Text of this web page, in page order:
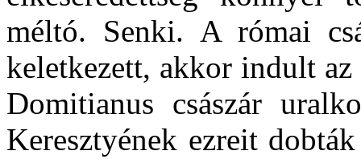
méltó. Senki. A római
keletkezett, akkor indult az
Domitianus császár
Keresztyének ezreit